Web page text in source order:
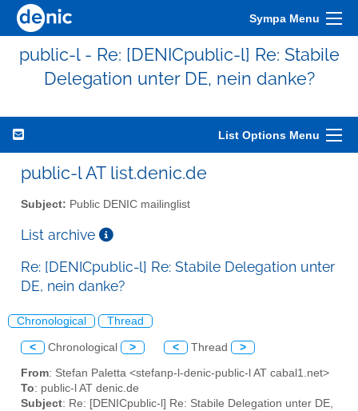
Sympa Menu
public-l - Re: [DENICpublic-l] Re: Stabile
Delegation unter DE, nein danke?
List Options Menu
public-l AT list.denic.de
Subject: Public DENIC mailinglist
List archive
Re: [DENICpublic-l] Re: Stabile Delegation unter
DE, nein danke?
Chronological Thread
< Chronological > < Thread >
From: Stefan Paletta <stefanp-l-denic-public-l AT cabal1.net>
To: public-l AT denic.de
Subject: Re: [DENICpublic-l] Re: Stabile Delegation unter DE,